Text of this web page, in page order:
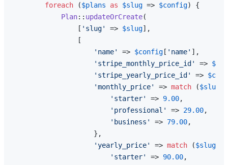
foreach ($plans as $slug => $config) {
Plan:: updateOrCreate(
                [
'slug' => $slug],
                [
'name'
=> $config [ 'name' ],
'stripe_monthly_price_id'
=>
'stripe_yearly_price_id'
=>
'monthly_price'
=> match ($slug
'starter'
=> 9.00,
'professional'
=> 29.00,
'business'
=> 79.00,
                    },
'yearly_price'
=> match ($slug
'starter'
=> 90.00,